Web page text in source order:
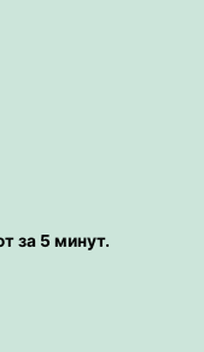
за 5 минут.